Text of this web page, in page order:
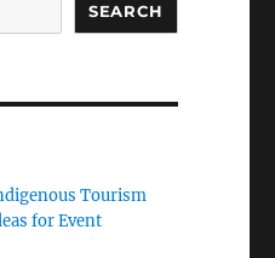
SEARCH
Tourism
for Event